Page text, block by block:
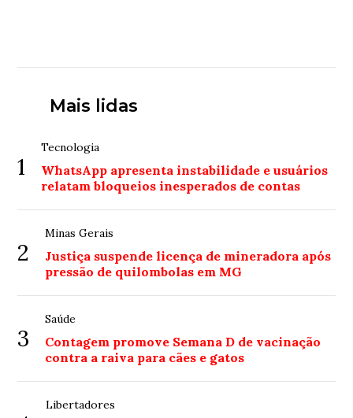
Mais lidas
1
Tecnologia
WhatsApp apresenta instabilidade e usuários
relatam bloqueios inesperados de contas
2
Minas Gerais
Justiça suspende licença de mineradora após
pressão de quilombolas em MG
3
Saúde
Contagem promove Semana D de vacinação
contra a raiva para cães e gatos
Libertadores